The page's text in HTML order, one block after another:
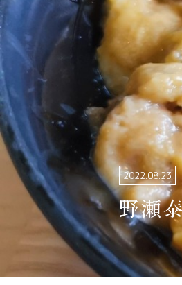
野瀬
2022.08.23